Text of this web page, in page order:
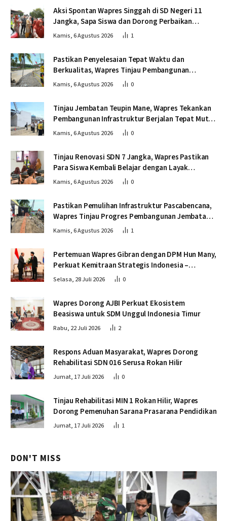
Aksi Spontan Wapres Singgah di SD Negeri 11
Jangka, Sapa Siswa dan Dorong Perbaikan
Sekolah
Kamis, 6 Agustus 2026 1
Pastikan Penyelesaian Tepat Waktu dan
Berkualitas, Wapres Tinjau Pembangunan
Jembatan Lumut
Kamis, 6 Agustus 2026 0
Tinjau Jembatan Teupin Mane, Wapres Tekankan
Pembangunan Infrastruktur Berjalan Tepat Mutu
dan Tepat Waktu
Kamis, 6 Agustus 2026 0
Tinjau Renovasi SDN 7 Jangka, Wapres Pastikan
Para Siswa Kembali Belajar dengan Layak
Pascabencana
Kamis, 6 Agustus 2026 0
Pastikan Pemulihan Infrastruktur Pascabencana,
Wapres Tinjau Progres Pembangunan Jembatan
Krueng Tingkeum Bireuen
Kamis, 6 Agustus 2026 1
Pertemuan Wapres Gibran dengan DPM Hun Many,
Perkuat Kemitraan Strategis Indonesia –
Kamboja
Selasa, 28 Juli 2026 0
Wapres Dorong AJBI Perkuat Ekosistem
Beasiswa untuk SDM Unggul Indonesia Timur
Rabu, 22 Juli 2026 2
Respons Aduan Masyarakat, Wapres Dorong
Rehabilitasi SDN 016 Serusa Rokan Hilir
Jumat, 17 Juli 2026 0
Tinjau Rehabilitasi MIN 1 Rokan Hilir, Wapres
Dorong Pemenuhan Sarana Prasarana Pendidikan
Jumat, 17 Juli 2026 1
DON'T MISS